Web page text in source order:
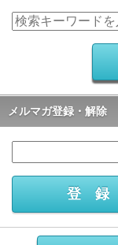
メルマガ登録・解除